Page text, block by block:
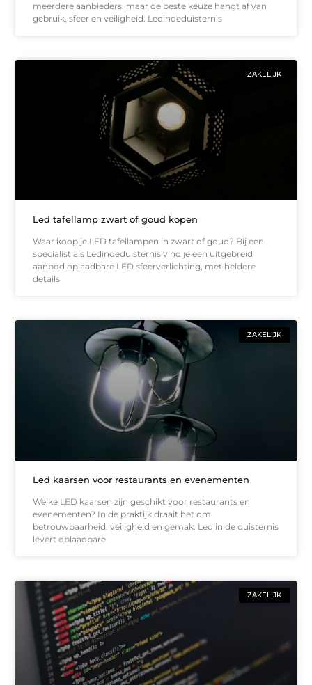
meerdere aanbieders, maar de beste keuze hangt af van
gebruik, sfeer en veiligheid. Ledindeduisternis
ZAKELIJK
Led tafellamp zwart of goud kopen
Waar koop je LED tafellampen in zwart of goud? Bij een
specialist als Ledindeduisternis vind je een uitgebreid
aanbod oplaadbare LED sfeerverlichting, met heldere
details
ZAKELIJK
Led kaarsen voor restaurants en evenementen
Welke LED kaarsen zijn geschikt voor restaurants en
evenementen? In de praktijk draait het om
betrouwbaarheid, veiligheid en gemak. Led in de duisternis
levert oplaadbare
ZAKELIJK